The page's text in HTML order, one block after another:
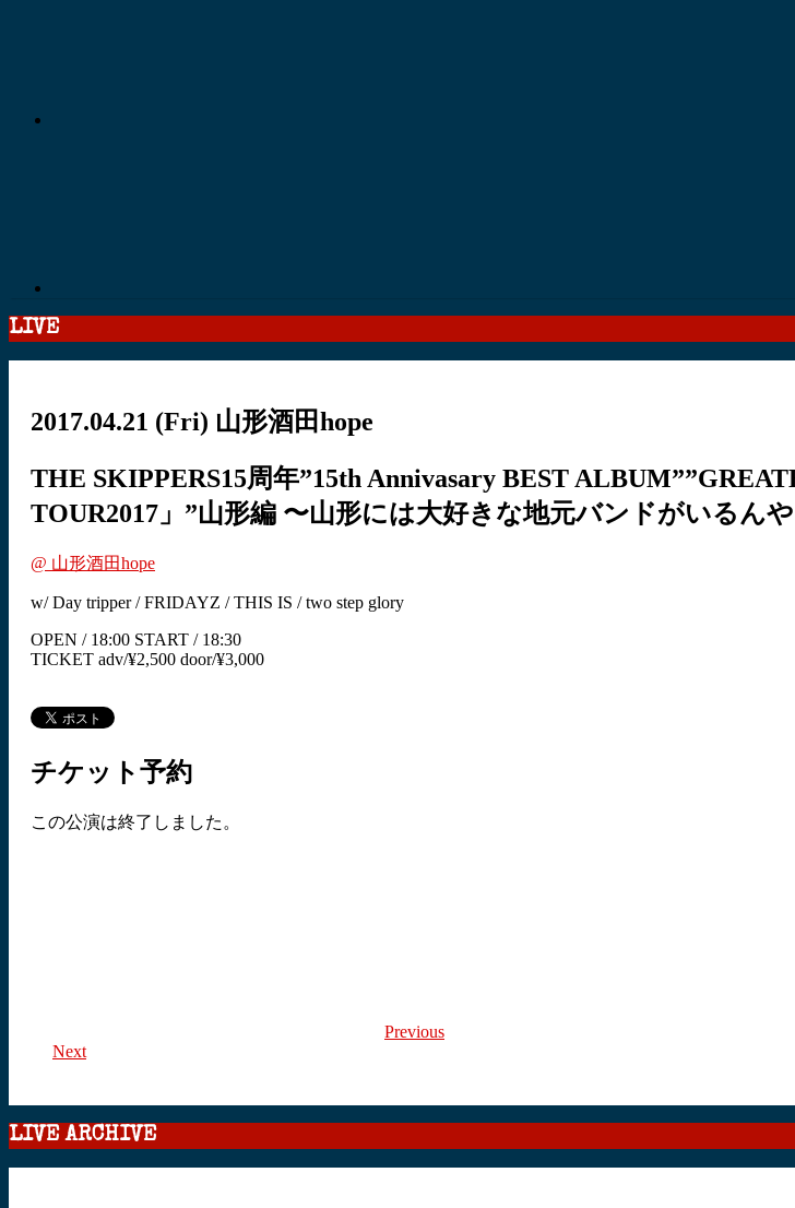
LIVE
2017.04.21 (Fri) 山形酒田hope
THE SKIPPERS15周年”15th Annivasary BEST
TOUR2017」”山形編 〜山形には大好きな地元バンドがいるん
@ 山形酒田hope
w/ Day tripper / FRIDAYZ / THIS IS / two step glory
OPEN / 18:00 START / 18:30
TICKET adv/¥2,500 door/¥3,000
チケット予約
この公演は終了しました。
Previous
Next
LIVE ARCHIVE